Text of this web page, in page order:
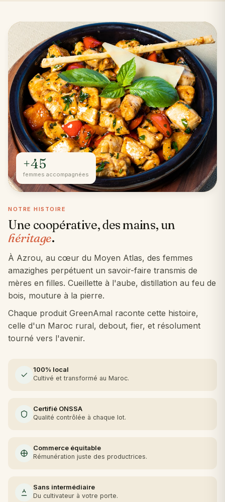
+45
femmes accompagnées
NOTRE HISTOIRE
Une coopérative, des mains, un
héritage.
À Azrou, au cœur du Moyen Atlas, des femmes
amazighes perpétuent un savoir-faire transmis de
mères en filles. Cueillette à l'aube, distillation au feu de
bois, mouture à la pierre.
Chaque produit GreenAmal raconte cette histoire,
celle d'un Maroc rural, debout, fier, et résolument
tourné vers l'avenir.
100% local
Cultivé et transformé au Maroc.
Certifié ONSSA
Qualité contrôlée à chaque lot.
Commerce équitable
Rémunération juste des productrices.
Sans intermédiaire
Du cultivateur à votre porte.